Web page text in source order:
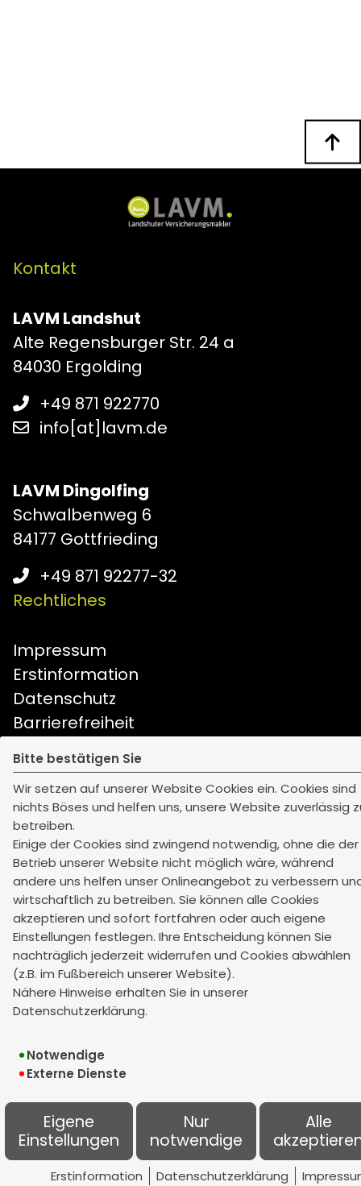
Bitte bestätigen Sie
Wir setzen auf unserer Website Cookies ein. Cookies sind
nichts Böses und helfen uns, unsere Website zuverlässig
betreiben.
Einige der Cookies sind zwingend notwendig, ohne die der
Betrieb unserer Website nicht möglich wäre, während
andere uns helfen unser Onlineangebot zu verbessern
wirtschaftlich zu betreiben. Sie können alle Cookies
akzeptieren und sofort fortfahren oder auch eigene
Einstellungen festlegen. Ihre Entscheidung können Sie
nachträglich jederzeit widerrufen und Cookies abwählen
(z.B. im Fußbereich unserer Website).
Nähere Hinweise erhalten Sie in unserer
Datenschutzerklärung.
Notwendige
Externe Dienste
Eigene
Einstellungen
Nur
notwendige
Alle
Erstinformation Datenschutzerklärung
Kontakt
LAVM Landshut
Alte Regensburger Str. 24 a
84030 Ergolding
+49 871 922770
info[at]lavm.de
LAVM Dingolfing
Schwalbenweg 6
84177 Gottfrieding
+49 871 92277-32
Rechtliches
Impressum
Erstinformation
Datenschutz
Barrierefreiheit
Bildnachweise
Cookie-Einstellungen
Geschäftszeiten
LAVM Landshut
Mo - Do 08.30 - 12.30 und 13.30 - 17.00
Fr 08.30 - 13.00
LAVM Dingolfing
Mo - Do 08.00 - 13.00
Fr 08.00 - 12.00
Sowie nach Vereinbarung